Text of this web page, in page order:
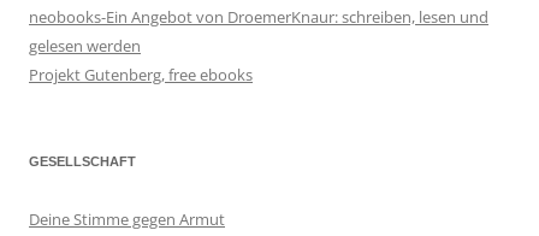
neobooks-Ein Angebot von DroemerKnaur: schreiben, lesen und
gelesen werden
Projekt Gutenberg, free ebooks
GESELLSCHAFT
Deine Stimme gegen Armut